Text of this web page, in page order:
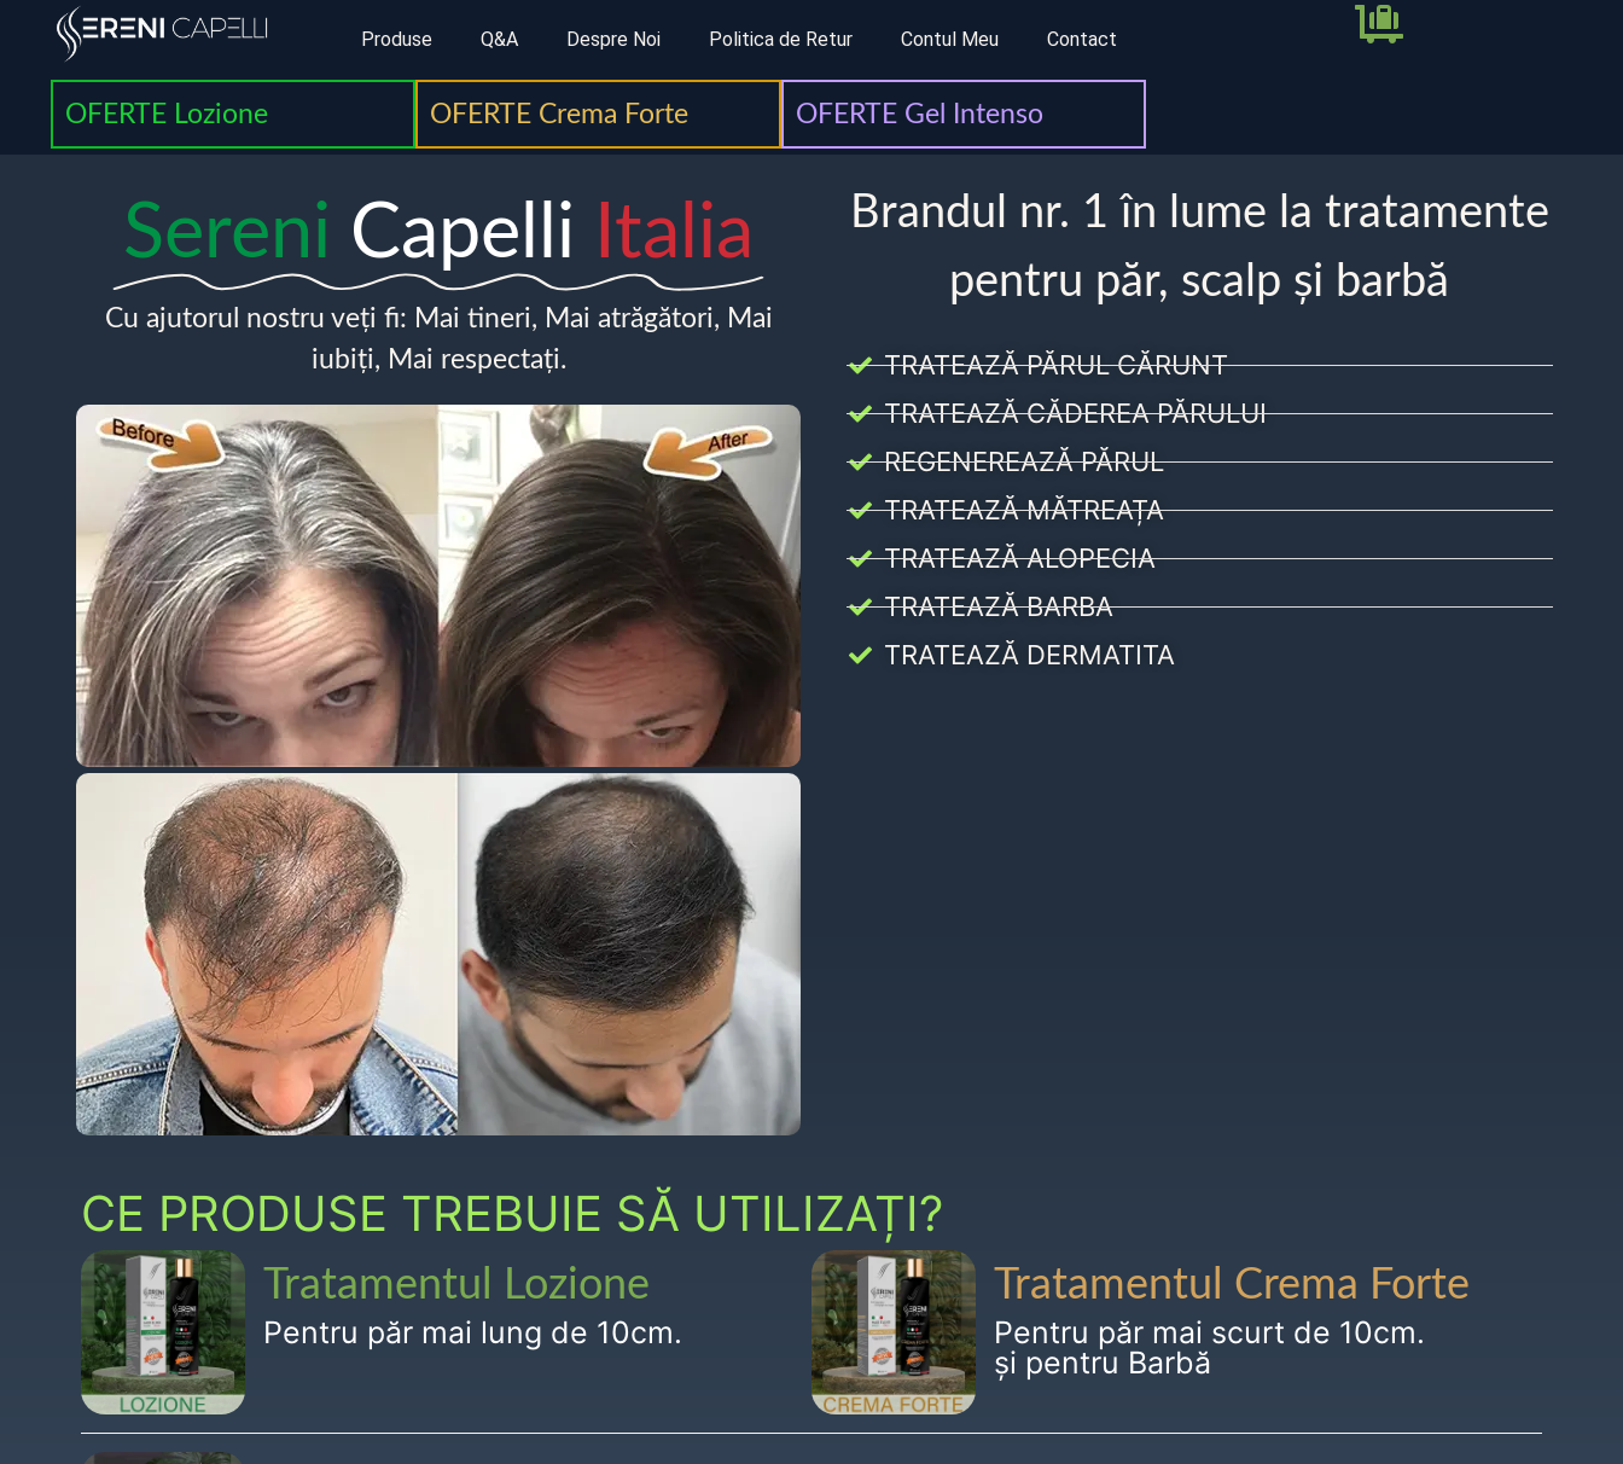
Produse Q&A Despre Noi Politica de Retur Contul Meu Contact
OFERTE Lozione OFERTE Crema Forte OFERTE Gel Intenso
Sereni Capelli Italia
Cu ajutorul nostru veți fi: Mai tineri, Mai atrăgători, Mai
iubiți, Mai respectați.
Brandul nr. 1 în lume la tratamente
pentru păr, scalp și barbă
TRATEAZĂ PĂRUL CĂRUNT
TRATEAZĂ CĂDEREA PĂRULUI
REGENEREAZĂ PĂRUL
TRATEAZĂ MĂTREAȚA
TRATEAZĂ ALOPECIA
TRATEAZĂ BARBA
TRATEAZĂ DERMATITA
CE PRODUSE TREBUIE SĂ UTILIZAȚI?
Tratamentul Lozione
Pentru păr mai lung de 10cm.
Tratamentul Crema Forte
Pentru păr mai scurt de 10cm.
și pentru Barbă